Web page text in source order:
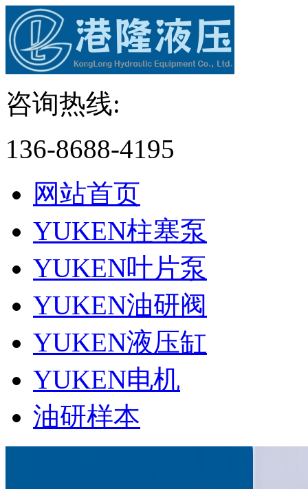
咨询热线:
136-8688-4195
网站首页
YUKEN柱塞泵
YUKEN叶片泵
YUKEN油研阀
YUKEN液压缸
YUKEN电机
油研样本